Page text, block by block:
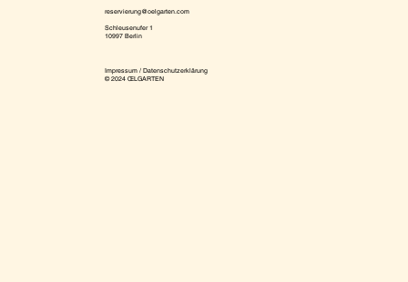
reservierung@oelgarten.com
Schleusenufer 1
10997 Berlin
Impressum / Datenschutzerklärung
© 2024 ŒLGARTEN